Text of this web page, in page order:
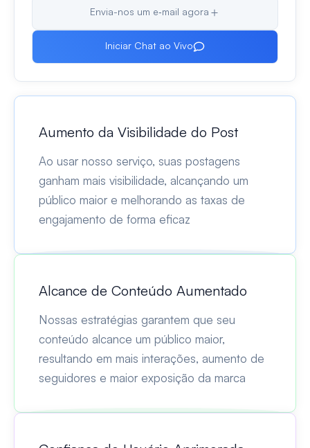
Envia-nos um e‑mail agora
Iniciar Chat ao Vivo
Aumento da Visibilidade do Post
Ao usar nosso serviço, suas postagens
ganham mais visibilidade, alcançando um
público maior e melhorando as taxas de
engajamento de forma eficaz
Alcance de Conteúdo Aumentado
Nossas estratégias garantem que seu
conteúdo alcance um público maior,
resultando em mais interações, aumento de
seguidores e maior exposição da marca